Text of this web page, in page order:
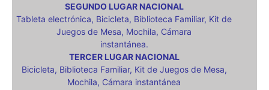
SEGUNDO LUGAR NACIONAL
Tableta electrónica, Bicicleta, Biblioteca Familiar, Kit de
Juegos de Mesa, Mochila, Cámara
instantánea.
TERCER LUGAR NACIONAL
Bicicleta, Biblioteca Familiar, Kit de Juegos de Mesa,
Mochila, Cámara instantánea